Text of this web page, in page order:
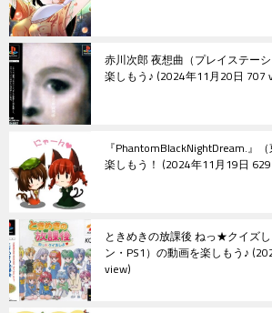
赤川次郎 夜想曲（プレイステー
楽しもう♪ 2024年11月20日 707
『PhantomBlackNightDream.』
楽しもう！ 2024年11月19日
ときめきの放課後 ねっ★クイズ
ン・PS1）の動画を楽しもう♪
view